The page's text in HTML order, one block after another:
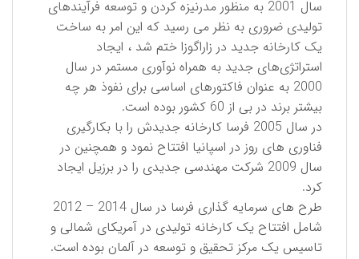
سال 2001 به منظور مدرنیزه کردن و توسعه فرآیندهای
تولیدی ضروری به نظر می رسید که این امر به ساخت
یک کارخانه جدید در زاراگوزا ختم شد ، ایجاد
استراتژی‌های جدید به همراه نوآوری مستمر در سال
2000 به عنوان فاکتورهای اساسی برای نفوذ هر چه
بیشتر برند در بی از 60 کشور بوده است.
در سال 2005 فرسا کارخانه جدیدش را با بکارگیری
فناوری های روز در اسپانیا افتتاح نمود و همچنین در
سال 2009 شركت مهندسی جدیدی را در برزیل ایجاد
کرد.
طرح های سرمایه گذاری فرسا در سال 2014 – 2012
شامل افتتاح یک کارخانه تولیدی در آمریکای شمالی و
تاسیس یک مرکز تحقیق و توسعه در آلمان بوده است.